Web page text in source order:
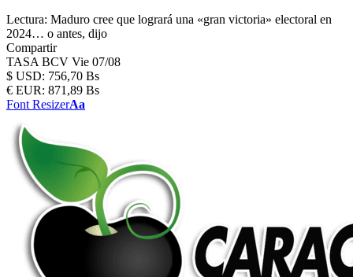
Lectura: Maduro cree que logrará una «gran victoria» electoral en
2024… o antes, dijo
Compartir
TASA BCV Vie 07/08
$ USD: 756,70 Bs
€ EUR: 871,89 Bs
Font ResizerAa